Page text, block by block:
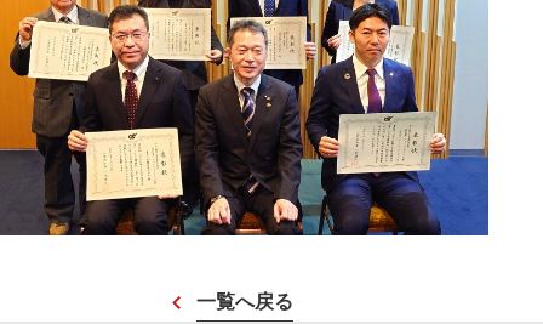
一覧へ戻る